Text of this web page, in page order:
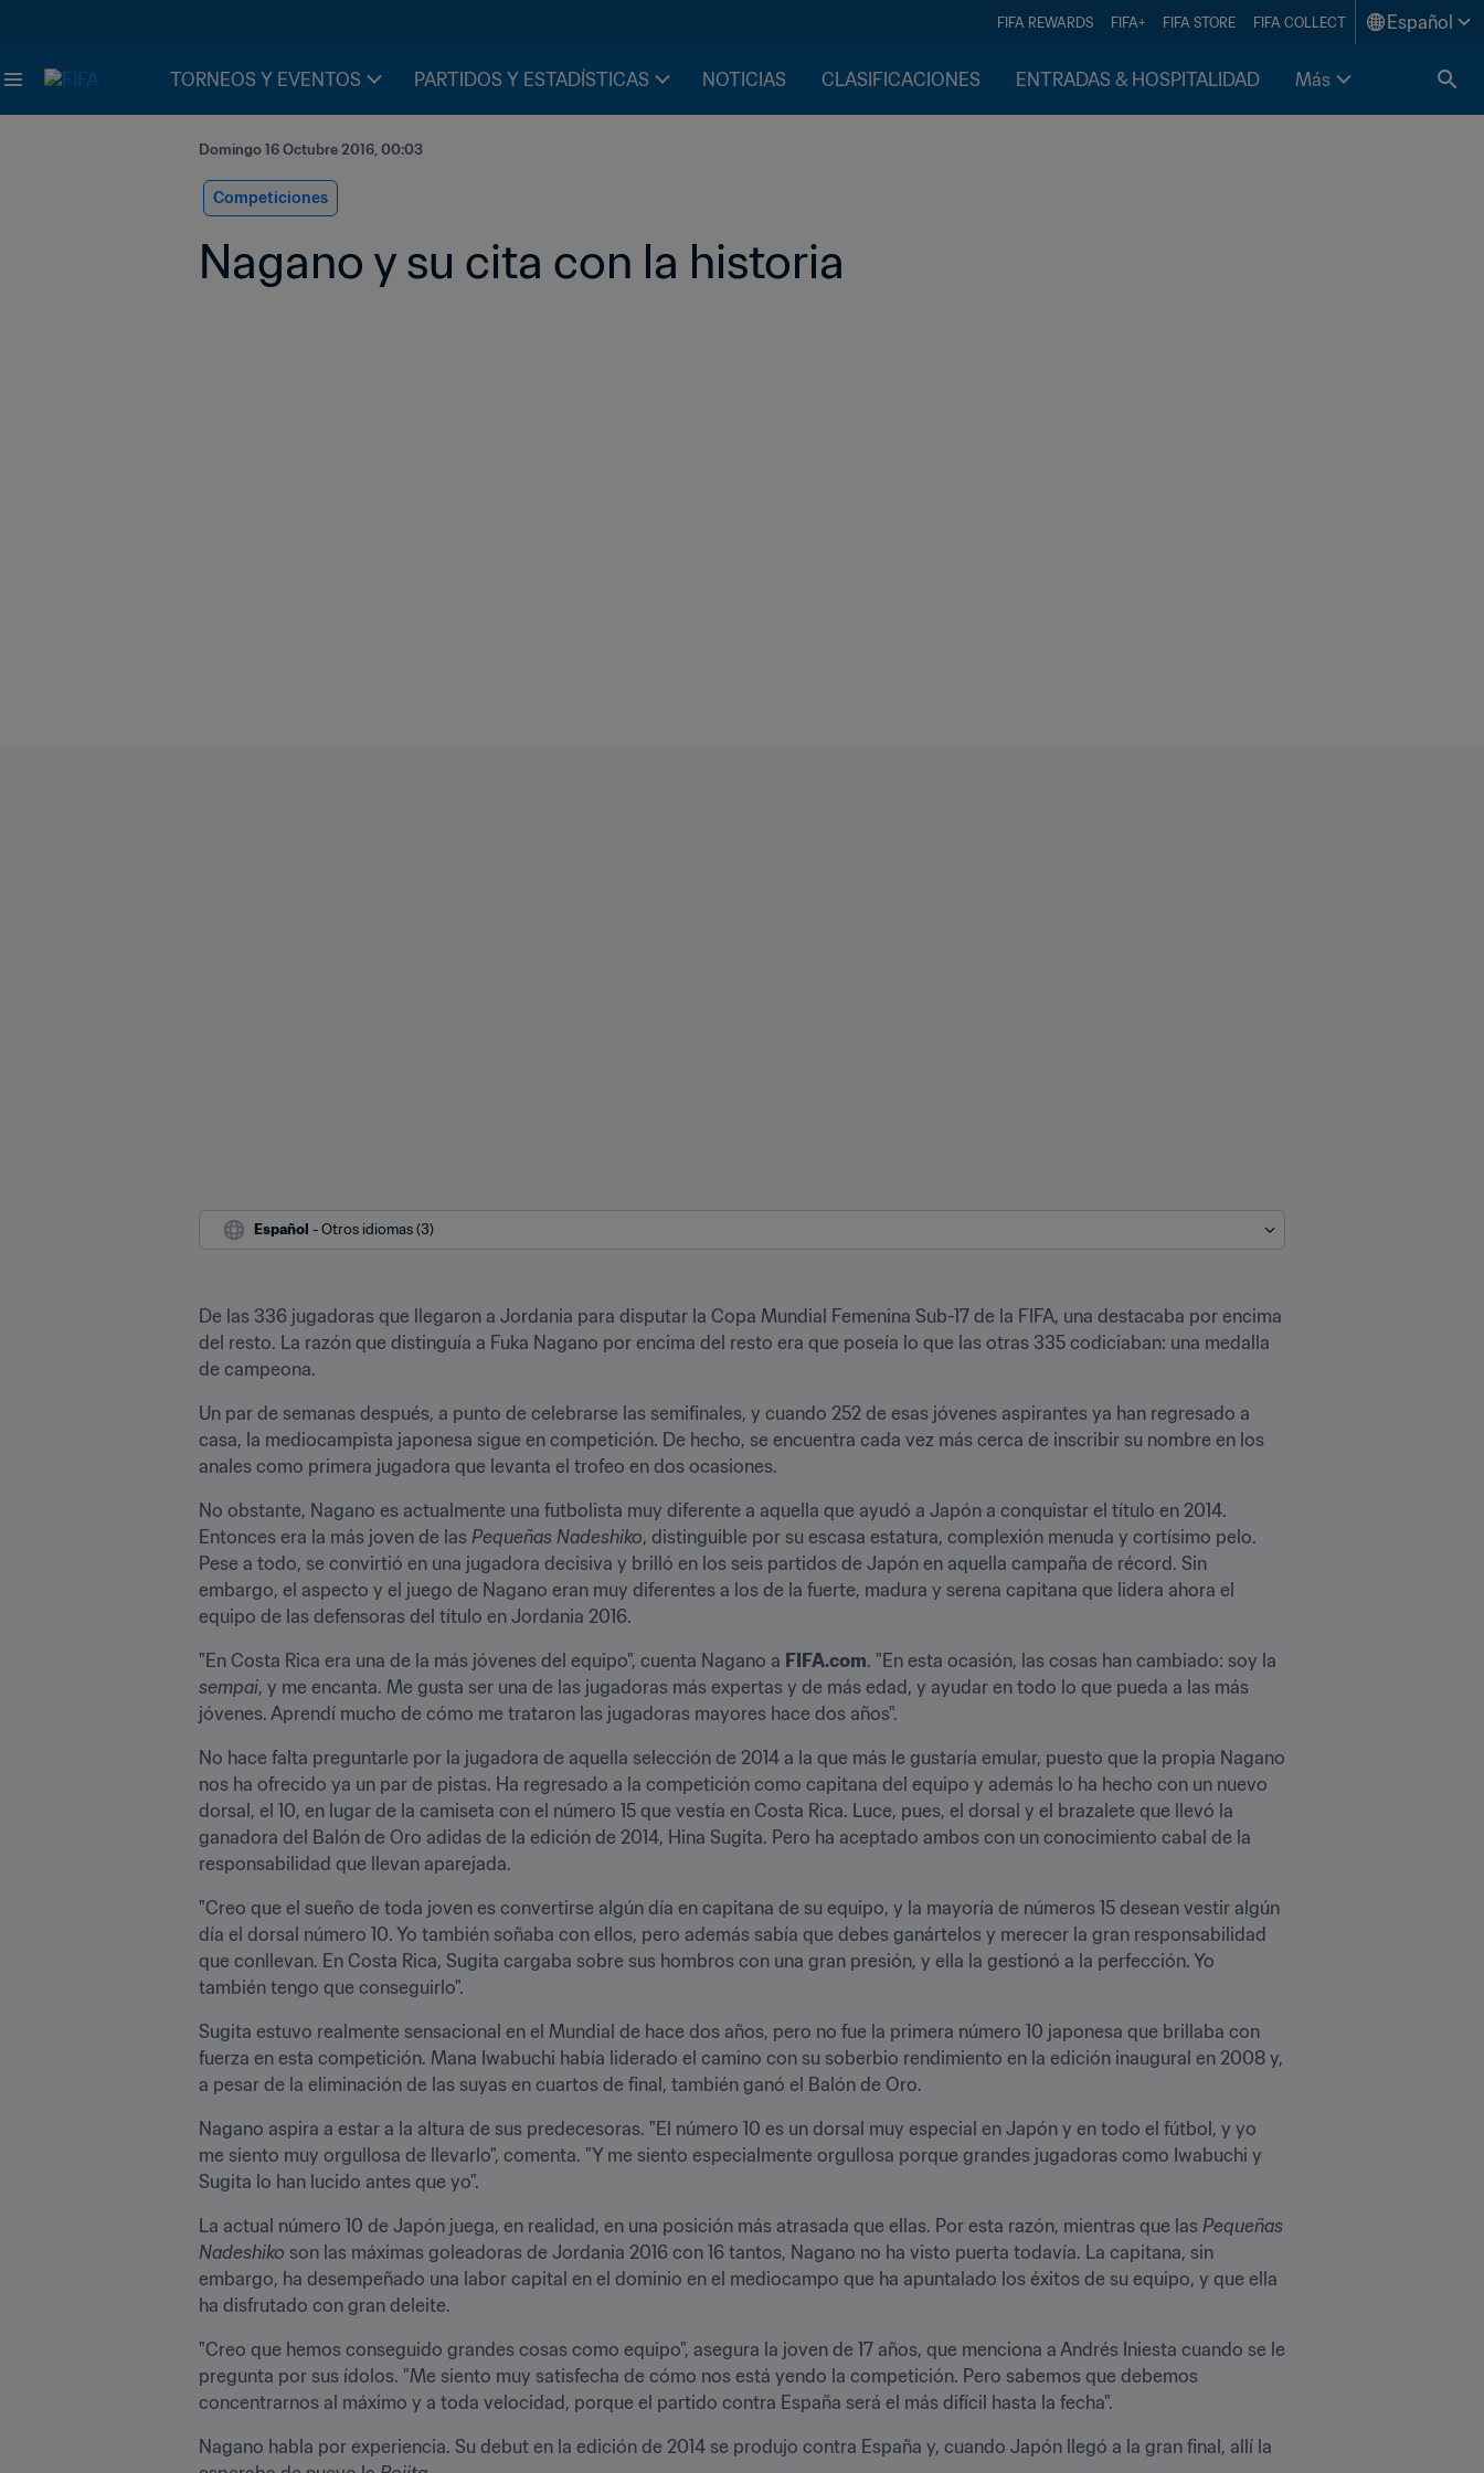
FIFA REWARDS FIFA+ FIFA STORE FIFA COLLECT Español
TORNEOS Y EVENTOS PARTIDOS Y ESTADÍSTICAS NOTICIAS CLASIFICACIONES ENTRADAS & HOSPITALIDAD Más
Domingo 16 Octubre 2016, 00:03
Competiciones
Nagano y su cita con la historia
Español - Otros idiomas (3)
De las 336 jugadoras que llegaron a Jordania para disputar la Copa Mundial Femenina Sub-17 de la FIFA, una destacaba por encima
del resto. La razón que distinguía a Fuka Nagano por encima del resto era que poseía lo que las otras 335 codiciaban: una medalla
de campeona.
Un par de semanas después, a punto de celebrarse las semifinales, y cuando 252 de esas jóvenes aspirantes ya han regresado a
casa, la mediocampista japonesa sigue en competición. De hecho, se encuentra cada vez más cerca de inscribir su nombre en los
anales como primera jugadora que levanta el trofeo en dos ocasiones.
No obstante, Nagano es actualmente una futbolista muy diferente a aquella que ayudó a Japón a conquistar el título en 2014.
Entonces era la más joven de las Pequeñas Nadeshiko, distinguible por su escasa estatura, complexión menuda y cortísimo pelo.
Pese a todo, se convirtió en una jugadora decisiva y brilló en los seis partidos de Japón en aquella campaña de récord. Sin
embargo, el aspecto y el juego de Nagano eran muy diferentes a los de la fuerte, madura y serena capitana que lidera ahora el
equipo de las defensoras del título en Jordania 2016.
"En Costa Rica era una de la más jóvenes del equipo", cuenta Nagano a FIFA.com
sempai, y me encanta. Me gusta ser una de las jugadoras más expertas y de más edad, y ayudar en todo lo que pueda a las más
jóvenes. Aprendí mucho de cómo me trataron las jugadoras mayores hace dos años".
No hace falta preguntarle por la jugadora de aquella selección de 2014 a la que más le gustaría emular, puesto que la propia Nagano
nos ha ofrecido ya un par de pistas. Ha regresado a la competición como capitana del equipo y además lo ha hecho con un nuevo
dorsal, el 10, en lugar de la camiseta con el número 15 que vestía en Costa Rica. Luce, pues, el dorsal y el brazalete que llevó la
ganadora del Balón de Oro adidas de la edición de 2014, Hina Sugita. Pero ha aceptado ambos con un conocimiento cabal de la
responsabilidad que llevan aparejada.
"Creo que el sueño de toda joven es convertirse algún día en capitana de su equipo, y la mayoría de números 15 desean vestir algún
día el dorsal número 10. Yo también soñaba con ellos, pero además sabía que debes ganártelos y merecer la gran responsabilidad
que conllevan. En Costa Rica, Sugita cargaba sobre sus hombros con una gran presión, y ella la gestionó a la perfección. Yo
también tengo que conseguirlo".
Sugita estuvo realmente sensacional en el Mundial de hace dos años, pero no fue la primera número 10 japonesa que brillaba con
fuerza en esta competición. Mana Iwabuchi había liderado el camino con su soberbio rendimiento en la edición inaugural en 2008 y,
a pesar de la eliminación de las suyas en cuartos de final, también ganó el Balón de Oro.
Nagano aspira a estar a la altura de sus predecesoras. "El número 10 es un dorsal muy especial en Japón y en todo el fútbol, y yo
me siento muy orgullosa de llevarlo", comenta. "Y me siento especialmente orgullosa porque grandes jugadoras como Iwabuchi y
Sugita lo han lucido antes que yo".
La actual número 10 de Japón juega, en realidad, en una posición más atrasada que ellas. Por esta razón, mientras que las Pequeñas
Nadeshiko son las máximas goleadoras de Jordania 2016 con 16 tantos, Nagano no ha visto puerta todavía. La capitana, sin
embargo, ha desempeñado una labor capital en el dominio en el mediocampo que ha apuntalado los éxitos de su equipo, y que ella
ha disfrutado con gran deleite.
"Creo que hemos conseguido grandes cosas como equipo", asegura la joven de 17 años, que menciona a Andrés Iniesta cuando se le
pregunta por sus ídolos. "Me siento muy satisfecha de cómo nos está yendo la competición. Pero sabemos que debemos
concentrarnos al máximo y a toda velocidad, porque el partido contra España será el más difícil hasta la fecha".
Nagano habla por experiencia. Su debut en la edición de 2014 se produjo contra España y, cuando Japón llegó a la gran final, allí la